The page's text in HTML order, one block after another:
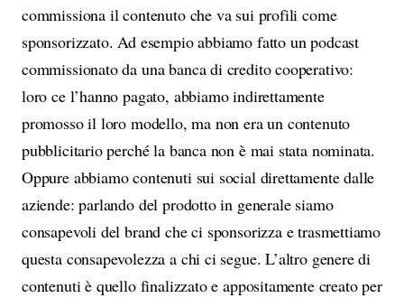
commissiona il contenuto che va sui profili come
sponsorizzato. Ad esempio abbiamo fatto un podcast
commissionato da una banca di credito cooperativo:
loro ce l’hanno pagato, abbiamo indirettamente
promosso il loro modello, ma non era un contenuto
pubblicitario perché la banca non è mai stata nominata.
Oppure abbiamo contenuti sui social direttamente dalle
aziende: parlando del prodotto in generale siamo
consapevoli del brand che ci sponsorizza e trasmettiamo
questa consapevolezza a chi ci segue. L’altro genere di
contenuti è quello finalizzato e appositamente creato per